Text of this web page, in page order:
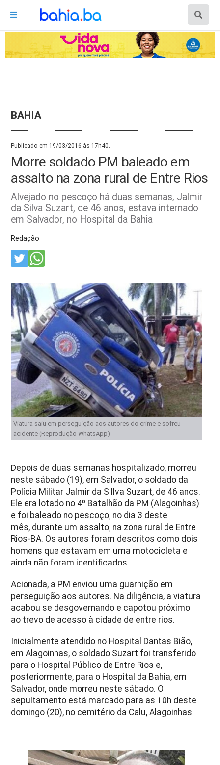
BAHIA
Publicado em 19/03/2016 às 17h40.
Morre soldado PM baleado em
assalto na zona rural de Entre Rios
Alvejado no pescoço há duas semanas, Jalmir
da Silva Suzart, de 46 anos, estava internado
em Salvador, no Hospital da Bahia
Redação
Viatura saiu em perseguição aos autores do crime e sofreu
acidente (Reprodução WhatsApp)
Depois de duas semanas hospitalizado, morreu
neste sábado (19), em Salvador, o soldado da
Polícia Militar Jalmir da Sillva Suzart, de 46 anos.
Ele era lotado no 4º Batalhão da PM (Alagoinhas)
e foi baleado no pescoço, no dia 3 deste
mês, durante um assalto, na zona rural de Entre
Rios-BA. Os autores foram descritos como dois
homens que estavam em uma motocicleta e
ainda não foram identificados.
Acionada, a PM enviou uma guarnição em
perseguição aos autores. Na diligência, a viatura
acabou se desgovernando e capotou próximo
ao trevo de acesso à cidade de entre rios.
Inicialmente atendido no Hospital Dantas Bião,
em Alagoinhas, o soldado Suzart foi transferido
para o Hospital Público de Entre Rios e,
posteriormente, para o Hospital da Bahia, em
Salvador, onde morreu neste sábado. O
sepultamento está marcado para as 10h deste
domingo (20), no cemitério da Calu, Alagoinhas.